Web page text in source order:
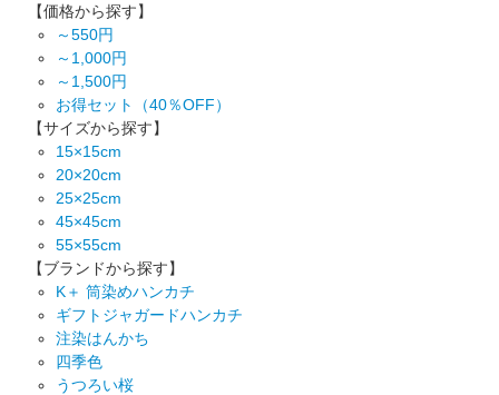
【価格から探す】
～550円
～1,000円
～1,500円
お得セット（40％OFF）
【サイズから探す】
15×15cm
20×20cm
25×25cm
45×45cm
55×55cm
【ブランドから探す】
K＋ 筒染めハンカチ
ギフトジャガードハンカチ
注染はんかち
四季色
うつろい桜